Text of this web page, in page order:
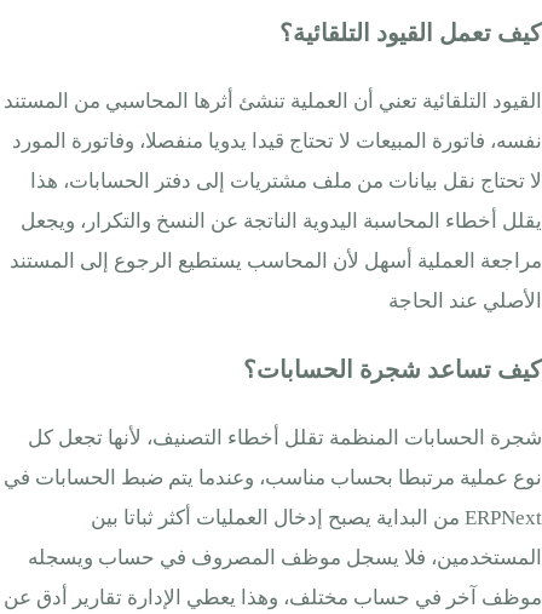
كيف تعمل القيود التلقائية؟
القيود التلقائية تعني أن العملية تنشئ أثرها المحاسبي من المستند
نفسه، فاتورة المبيعات لا تحتاج قيدا يدويا منفصلا، وفاتورة المورد
لا تحتاج نقل بيانات من ملف مشتريات إلى دفتر الحسابات، هذا
يقلل أخطاء المحاسبة اليدوية الناتجة عن النسخ والتكرار، ويجعل
مراجعة العملية أسهل لأن المحاسب يستطيع الرجوع إلى المستند
الأصلي عند الحاجة
كيف تساعد شجرة الحسابات؟
شجرة الحسابات المنظمة تقلل أخطاء التصنيف، لأنها تجعل كل
نوع عملية مرتبطا بحساب مناسب، وعندما يتم ضبط الحسابات في
ERPNext من البداية يصبح إدخال العمليات أكثر ثباتا بين
المستخدمين، فلا يسجل موظف المصروف في حساب ويسجله
موظف آخر في حساب مختلف، وهذا يعطي الإدارة تقارير أدق عن